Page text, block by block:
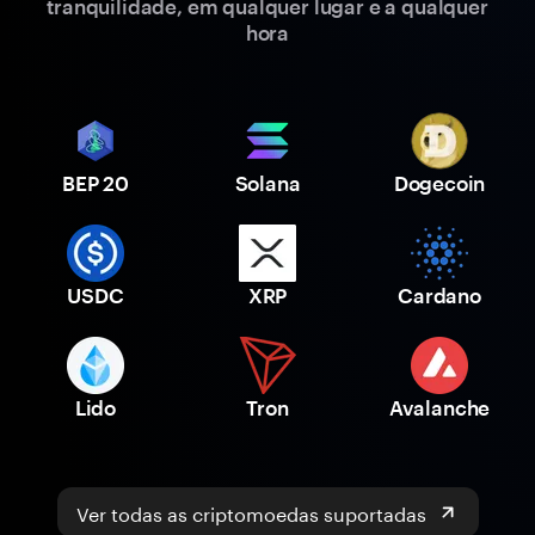
tranquilidade, em qualquer lugar e a qualquer
hora
BEP 20 Solana Dogecoin
USDC XRP Cardano
Lido Tron Avalanche
Ver todas as criptomoedas suportadas